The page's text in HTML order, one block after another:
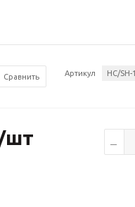
Сравнить Артикул HC/SH-
шт